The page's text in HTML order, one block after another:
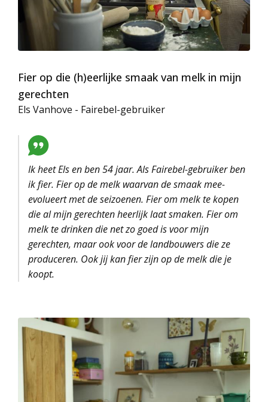
Fier op die (h)eerlijke smaak van melk in mijn
gerechten
Els Vanhove - Fairebel-gebruiker
Ik heet Els en ben 54 jaar. Als Fairebel-gebruiker ben
ik fier. Fier op de melk waarvan de smaak mee-
evolueert met de seizoenen. Fier om melk te kopen
die al mijn gerechten heerlijk laat smaken. Fier om
melk te drinken die net zo goed is voor mijn
gerechten, maar ook voor de landbouwers die ze
produceren. Ook jij kan fier zijn op de melk die je
koopt.